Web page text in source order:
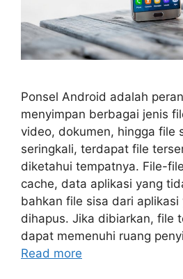
Ponsel Android adalah
menyimpan berbagai jenis
video, dokumen, hingga file
seringkali, terdapat file
diketahui tempatnya. File-
cache, data aplikasi yang
bahkan file sisa dari aplikasi
dihapus. Jika dibiarkan, file
dapat memenuhi ruang
Read more